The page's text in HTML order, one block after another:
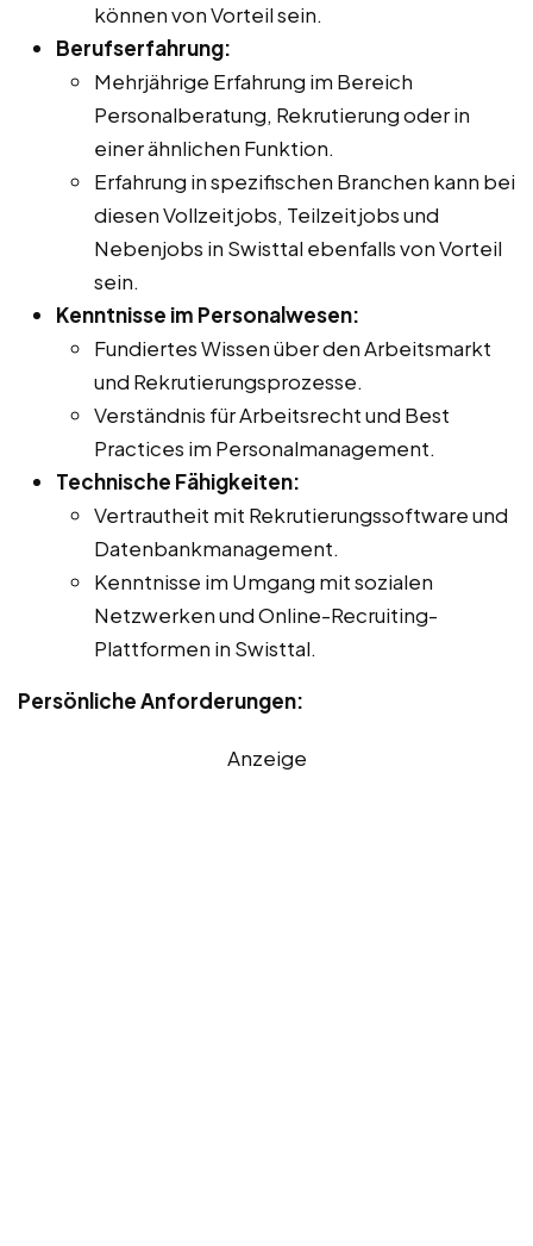
können von Vorteil sein.
Berufserfahrung:
Mehrjährige Erfahrung im Bereich
Personalberatung, Rekrutierung oder in
einer ähnlichen Funktion.
Erfahrung in spezifischen Branchen kann bei
diesen Vollzeitjobs, Teilzeitjobs und
Nebenjobs in Swisttal ebenfalls von Vorteil
sein.
Kenntnisse im Personalwesen:
Fundiertes Wissen über den Arbeitsmarkt
und Rekrutierungsprozesse.
Verständnis für Arbeitsrecht und Best
Practices im Personalmanagement.
Technische Fähigkeiten:
Vertrautheit mit Rekrutierungssoftware und
Datenbankmanagement.
Kenntnisse im Umgang mit sozialen
Netzwerken und Online-Recruiting-
Plattformen in Swisttal.
Persönliche Anforderungen:
Anzeige